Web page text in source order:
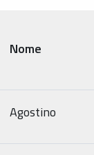
Nome
Agostino